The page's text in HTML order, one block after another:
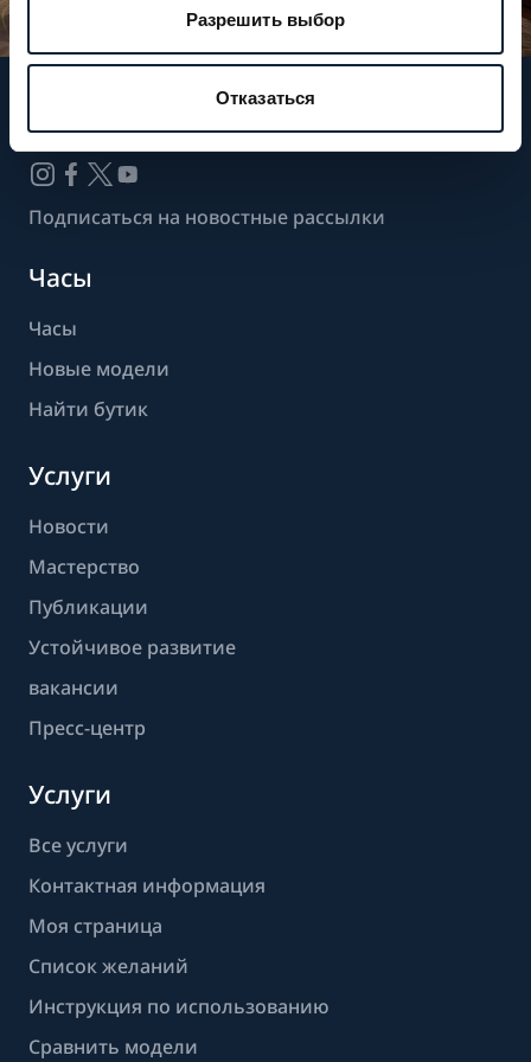
Разрешить выбор
Отказаться
Следите за нашими новостями
Подписаться на новостные рассылки
Часы
Часы
Новые модели
Найти бутик
Услуги
Новости
Мастерство
Публикации
Устойчивое развитие
вакансии
Пресс-центр
Услуги
Все услуги
Контактная информация
Моя страница
Список желаний
Инструкция по использованию
Сравнить модели